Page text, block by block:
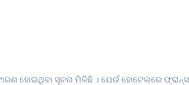
ହୋଇଥିବା ସୂଚନା ମିଳିଛି । ଯେଉଁ ହୋଟେଲରେ ଫ୍ରାନ୍ସ